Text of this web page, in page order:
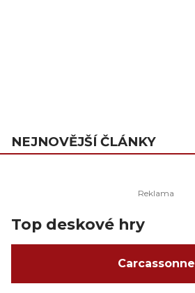
NEJNOVĚJŠÍ ČLÁNKY
Top deskové hry
Carcassonne